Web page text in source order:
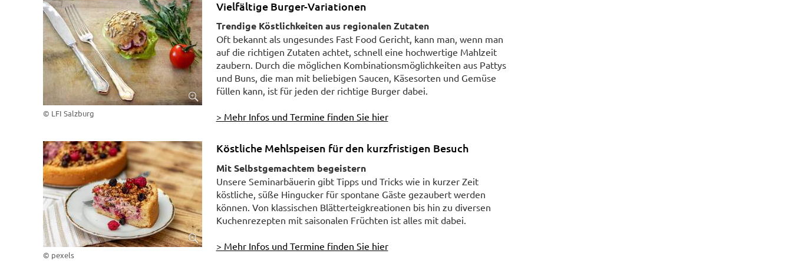
© LFI Salzburg
Vielfältige Burger-Variationen
Trendige Köstlichkeiten aus regionalen Zutaten
Oft bekannt als ungesundes Fast Food Gericht, kann man, wenn man
auf die richtigen Zutaten achtet, schnell eine hochwertige Mahlzeit
zaubern. Durch die möglichen Kombinationsmöglichkeiten aus Pattys
und Buns, die man mit beliebigen Saucen, Käsesorten und Gemüse
füllen kann, ist für jeden der richtige Burger dabei.
> Mehr Infos und Termine finden Sie hier
© pexels
Köstliche Mehlspeisen für den kurzfristigen Besuch
Mit Selbstgemachtem begeistern
Unsere Seminarbäuerin gibt Tipps und Tricks wie in kurzer Zeit
köstliche, süße Hingucker für spontane Gäste gezaubert werden
können. Von klassischen Blätterteigkreationen bis hin zu diversen
Kuchenrezepten mit saisonalen Früchten ist alles mit dabei.
> Mehr Infos und Termine finden Sie hier